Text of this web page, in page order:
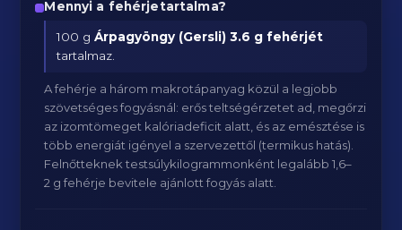
Mennyi a fehérjetartalma?
100 gÁrpagyöngy (Gersli) 3.6 g fehérjét
tartalmaz.
A fehérje a három makrotápanyag közül a legjobb
szövetséges fogyásnál: erős teltségérzetet ad, megőrzi
az izomtömeget kalóriadeficit alatt, és az emésztése is
több energiát igényel a szervezettől (termikus hatás).
Felnőtteknek testsúlykilogrammonként legalább 1,6–
2 g fehérje bevitele ajánlott fogyás alatt.